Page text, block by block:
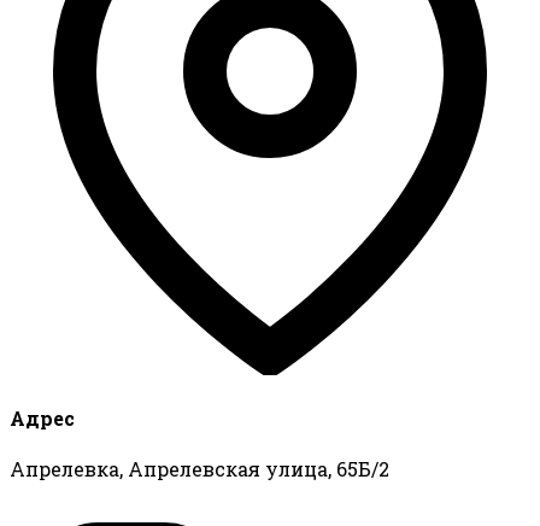
Адрес
Апрелевка, Апрелевская улица, 65Б/2